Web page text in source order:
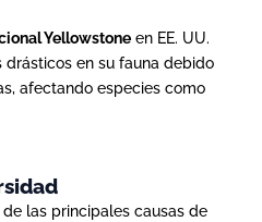
Yellowstone en EE. UU.
drásticos en su fauna debido
afectando especies como
las principales causas de